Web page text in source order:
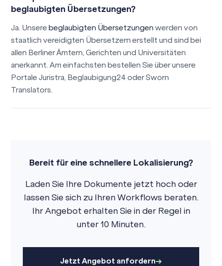
beglaubigten Übersetzungen?
Ja. Unserebeglaubigten Übersetzungen werden von
staatlich vereidigten Übersetzern erstellt und sind bei
allen Berliner Ämtern, Gerichten und Universitäten
anerkannt. Am einfachsten bestellen Sie über unsere
Portale Juristra, Beglaubigung24 oder Sworn
Translators.
Bereit für eine schnellere Lokalisierung?
Laden Sie Ihre Dokumente jetzt hoch oder
lassen Sie sich zu Ihren Workflows beraten.
Ihr Angebot erhalten Sie in der Regel in
unter 10 Minuten.
Jetzt Angebot anfordern